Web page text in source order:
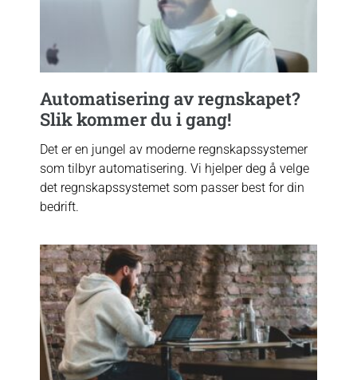
Automatisering av regnskapet?
Slik kommer du i gang!
Det er en jungel av moderne regnskapssystemer
som tilbyr automatisering. Vi hjelper deg å velge
det regnskapssystemet som passer best for din
bedrift.